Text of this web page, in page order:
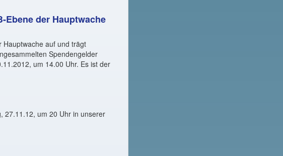
Ebene der Hauptwache
Hauptwache auf und trägt
Spendengelder
um 14.00 Uhr. Es ist der
27.11.12, um 20 Uhr in unserer